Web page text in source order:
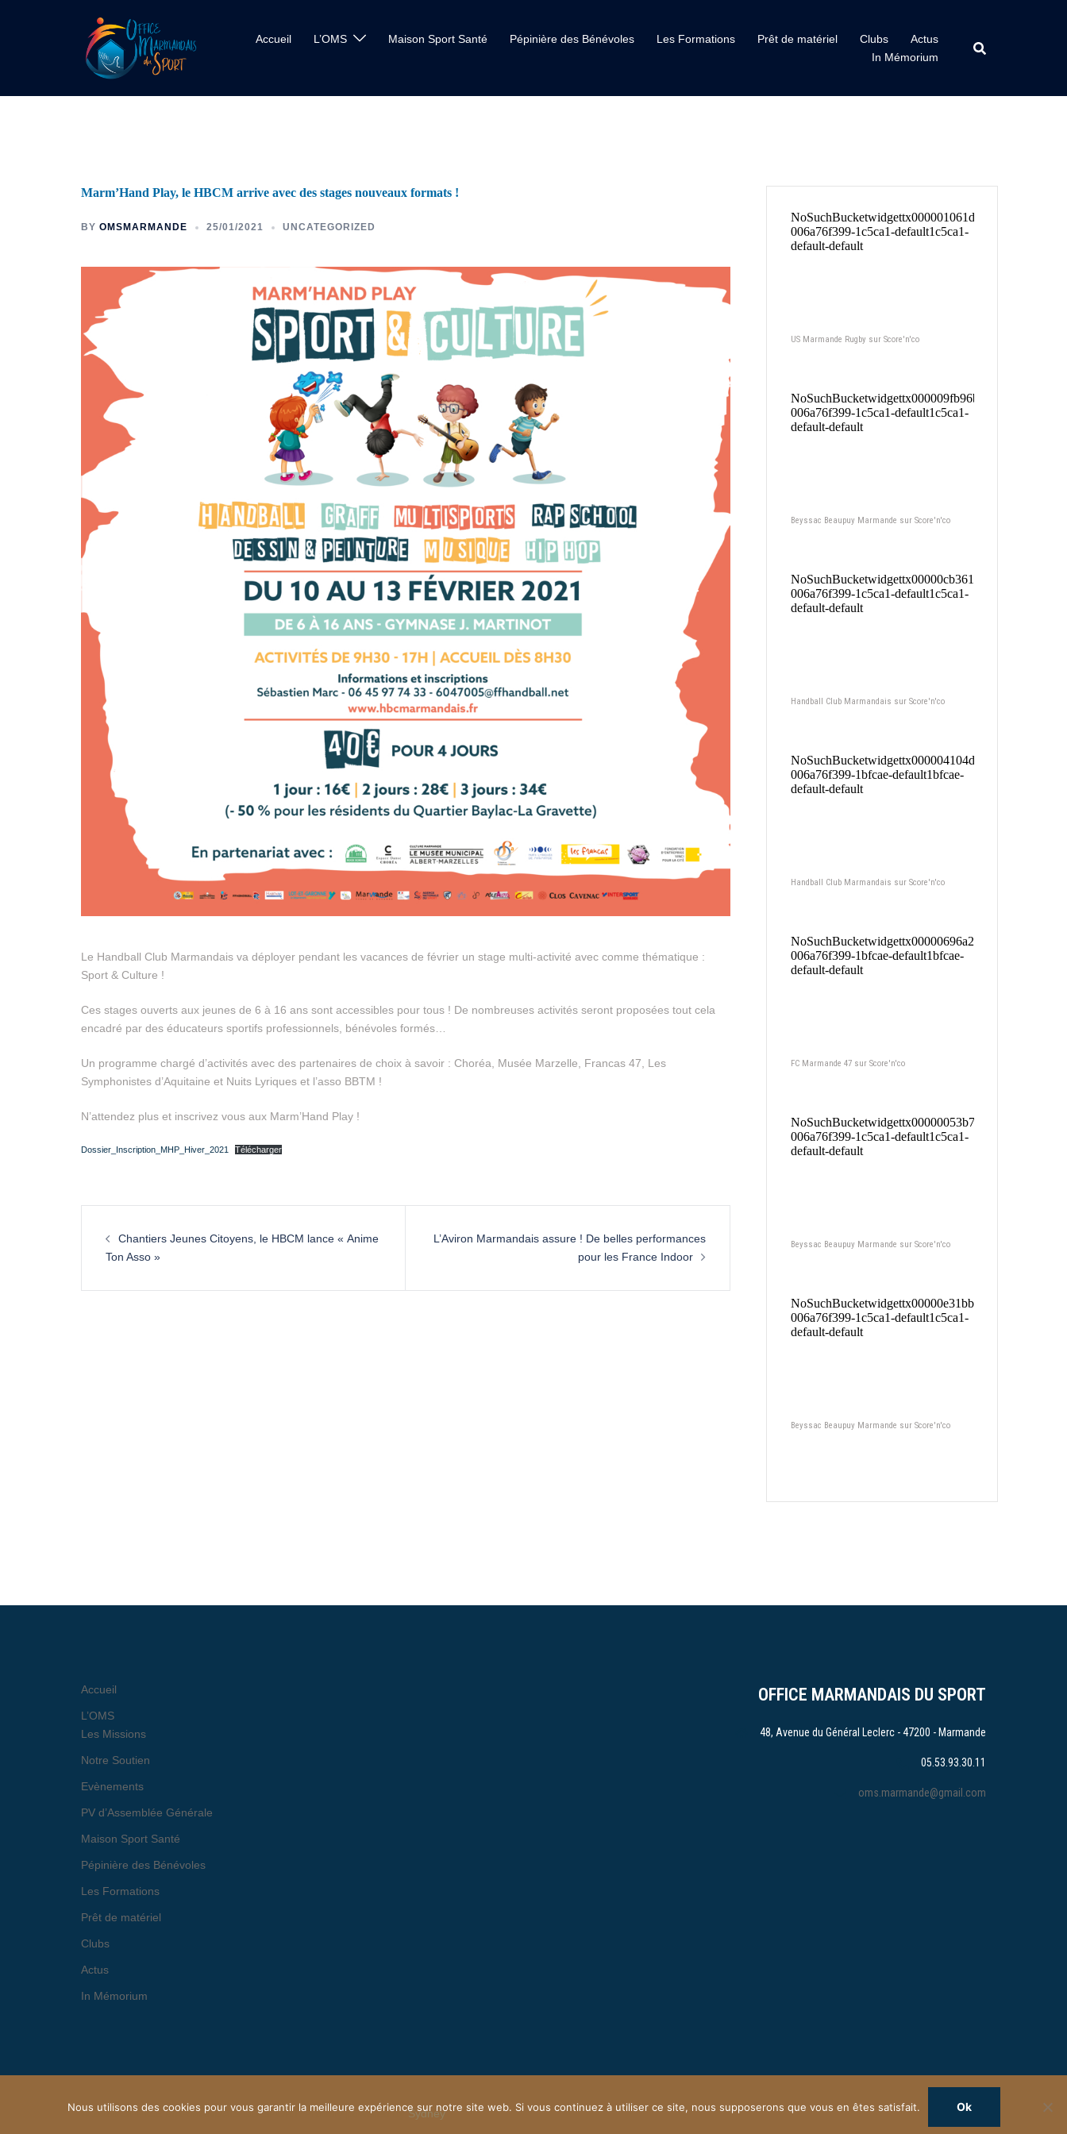
Accueil L’OMS Maison Sport Santé Pépinière des Bénévoles Les Formations Prêt de matériel Clubs
Actus
In Mémorium
Marm’Hand Play, le HBCM arrive avec des stages nouveaux formats !
BY OMSMARMANDE 25/01/2021 UNCATEGORIZED
Le Handball Club Marmandais va déployer pendant les vacances de février un stage multi-activité avec comme thématique :
Sport & Culture !
Ces stages ouverts aux jeunes de 6 à 16 ans sont accessibles pour tous ! De nombreuses activités seront proposées tout cela
encadré par des éducateurs sportifs professionnels, bénévoles formés…
Un programme chargé d’activités avec des partenaires de choix à savoir : Choréa, Musée Marzelle, Francas 47, Les
Symphonistes d’Aquitaine et Nuits Lyriques et l’asso BBTM !
N’attendez plus et inscrivez vous aux Marm’Hand Play !
Dossier_Inscription_MHP_Hiver_2021 Télécharger
Chantiers Jeunes Citoyens, le HBCM lance « Anime
Ton Asso »
L’Aviron Marmandais assure ! De belles performances
pour les France Indoor
US Marmande Rugby sur Score'n'co
Beyssac Beaupuy Marmande sur Score'n'co
Handball Club Marmandais sur Score'n'co
Handball Club Marmandais sur Score'n'co
FC Marmande 47 sur Score'n'co
Beyssac Beaupuy Marmande sur Score'n'co
Beyssac Beaupuy Marmande sur Score'n'co
OFFICE MARMANDAIS DU SPORT
48, Avenue du Général Leclerc - 47200 - Marmande
05.53.93.30.11
oms.marmande@gmail.com
Accueil
L’OMS
Les Missions
Notre Soutien
Evènements
PV d’Assemblée Générale
Maison Sport Santé
Pépinière des Bénévoles
Les Formations
Prêt de matériel
Clubs
Actus
In Mémorium
© 2026 OFFICE MARMANDAIS DU SPORT. Proudly powered bySydney
Nous utilisons des cookies pour vous garantir la meilleure expérience sur notre site web. Si vous continuez à utiliser ce site, nous supposerons que vous en êtes satisfait. Ok